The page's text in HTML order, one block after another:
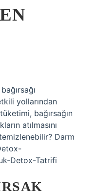
yollarından
bağırsağın
atılmasını
Darm
Detox-Tatrifi